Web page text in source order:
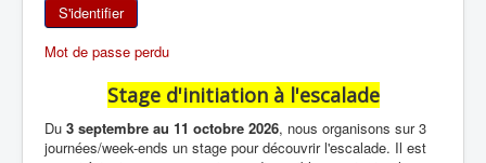
S'identifier
Mot de passe perdu
Stage d'initiation à l'escalade
Du 3 septembre au 11 octobre 2026, nous organisons sur 3
journées/week-ends un stage pour découvrir l'escalade. Il est